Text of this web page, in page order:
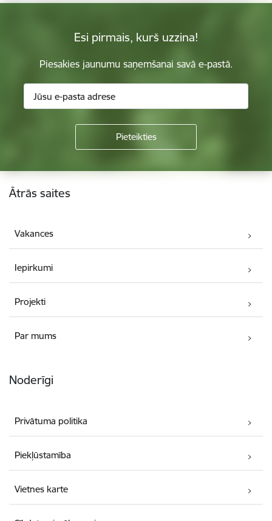
Esi pirmais, kurš uzzina!
Piesakies jaunumu saņemšanai savā e-pastā.
Kājene
Ātrās saites
Vakances
Iepirkumi
Projekti
Par mums
Noderīgi
Privātuma politika
Piekļūstamība
Vietnes karte